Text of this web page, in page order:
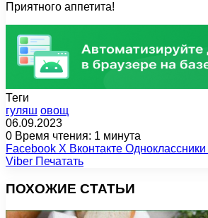
Приятного аппетита!
Теги
гуляш овощ
06.09.2023
0 Время чтения: 1 минута
Facebook X Вконтакте Одноклассники
Viber Печатать
ПОХОЖИЕ СТАТЬИ